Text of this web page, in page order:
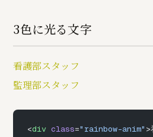
3色に光る文字
看護部スタッフ
監理部スタッフ
<div class="rainbow-anim" >